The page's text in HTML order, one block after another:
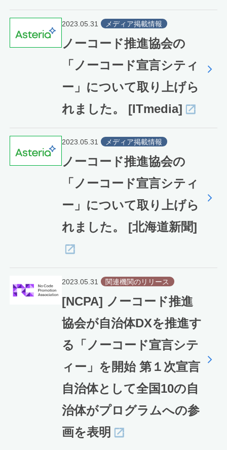
2023.05.31 メディア掲載情報
ノーコード推進協会の
「ノーコード宣言シティ
ー」について取り上げら
れました。 [ITmedia]
2023.05.31 メディア掲載情報
ノーコード推進協会の
「ノーコード宣言シティ
ー」について取り上げら
れました。 [北海道新聞]
2023.05.31 関連機関のリリース
[NCPA] ノーコード推進
協会が自治体DXを推進す
る「ノーコード宣言シテ
ィー」を開始 第１次宣言
自治体として全国10の自
治体がプログラムへの参
画を表明